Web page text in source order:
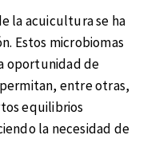
la acuicultura se ha
Estos microbiomas
oportunidad de
entre otras,
equilibrios
la necesidad de